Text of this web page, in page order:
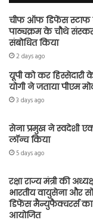
चीफ ऑफ डिफेंस स्टाफ
पाठ्यक्रम के चौथे
संबोधित किया
2 days ago
यूपी को कर हिस्सेदारी
योगी ने जताया पीएम
3 days ago
सेना प्रमुख ने स्वदेशी
लॉन्च किया
5 days ago
रक्षा राज्य मंत्री की
भारतीय वायुसेना और
डिफेंस मैन्युफैक्चरर्स
आयोजित